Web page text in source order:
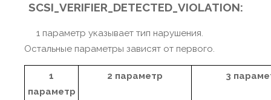
SCSI_VERIFIER_DETECTED_VIOLATION:
1 параметр указывает тип нарушения.
Остальные параметры зависят от первого.
1
параметр
2 параметр 3